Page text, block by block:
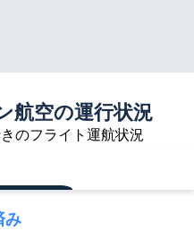
航空の運行状況
のフライト運航状況
み